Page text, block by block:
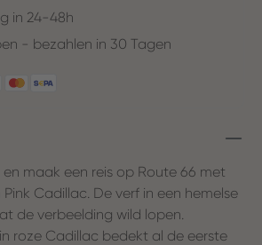
in 24-48h
- bezahlen in 30 Tagen
maak een reis op Route 66 met
Cadillac. De verf in een hemelse
de verbeelding wild lopen.
roze Cadillac bedekt al de eerste